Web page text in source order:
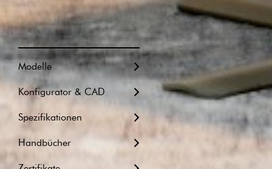
Modelle
Konfigurator & CAD
Metrische Einheiten
Imperiale Einheiten
Spezifikationen
Handbücher